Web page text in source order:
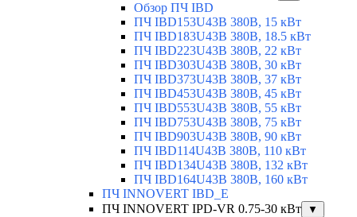
Обзор ПЧ IBD
ПЧ IBD153U43B 380В, 15 кВт
ПЧ IBD183U43B 380В, 18.5 кВт
ПЧ IBD223U43B 380В, 22 кВт
ПЧ IBD303U43B 380В, 30 кВт
ПЧ IBD373U43B 380В, 37 кВт
ПЧ IBD453U43B 380В, 45 кВт
ПЧ IBD553U43B 380В, 55 кВт
ПЧ IBD753U43B 380В, 75 кВт
ПЧ IBD903U43B 380В, 90 кВт
ПЧ IBD114U43B 380В, 110 кВт
ПЧ IBD134U43B 380В, 132 кВт
ПЧ IBD164U43B 380В, 160 кВт
ПЧ INNOVERT IBD_E
ПЧ INNOVERT IPD-VR 0.75-30 кВт
▼